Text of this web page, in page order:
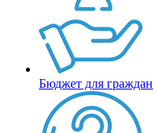
Бюджет для граждан